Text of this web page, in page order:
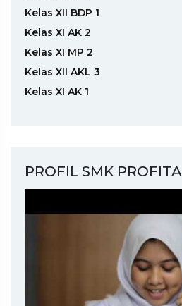
Kelas XII BDP 1
Kelas XI AK 2
Kelas XI MP 2
Kelas XII AKL 3
Kelas XI AK 1
PROFIL SMK PROFITA